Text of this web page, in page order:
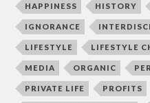
HAPPINESS HISTORY
IGNORANCE
LIFESTYLE LIFESTYLE
MEDIA ORGANIC
PRIVATE LIFE PROFITS